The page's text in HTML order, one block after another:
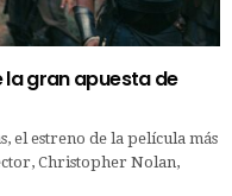
la gran apuesta de
el estreno de la película más
Christopher Nolan,